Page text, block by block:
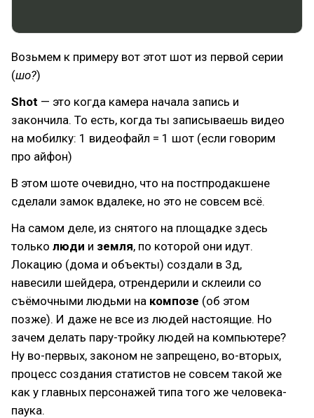
Возьмем к примеру вот этот шот из первой серии
(шо?)
Shot — это когда камера начала запись и
закончила. То есть, когда ты записываешь видео
на мобилку: 1 видеофайл = 1 шот (если говорим
про айфон)
В этом шоте очевидно, что на постпродакшене
сделали замок вдалеке, но это не совсем всё.
На самом деле, из снятого на площадке здесь
только люди и земля, по которой они идут.
Локацию (дома и объекты) создали в 3д,
навесили шейдера, отрендерили и склеили со
съёмочными людьми на композе (об этом
позже). И даже не все из людей настоящие. Но
зачем делать пару-тройку людей на компьютере?
Ну во-первых, законом не запрещено, во-вторых,
процесс создания статистов не совсем такой же
как у главных персонажей типа того же человека-
паука.